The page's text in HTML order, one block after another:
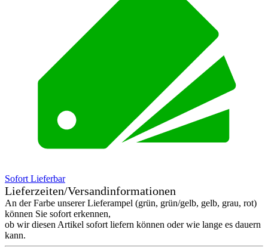
Sofort Lieferbar
Lieferzeiten/Versandinformationen
An der Farbe unserer Lieferampel (grün, grün/gelb, gelb, grau, rot)
können Sie sofort erkennen,
ob wir diesen Artikel sofort liefern können oder wie lange es dauern
kann.